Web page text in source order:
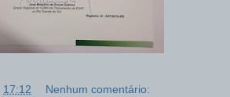
17:12 Nenhum comentário: